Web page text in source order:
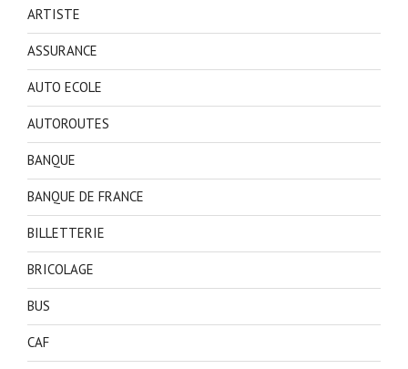
ARTISTE
ASSURANCE
AUTO ECOLE
AUTOROUTES
BANQUE
BANQUE DE FRANCE
BILLETTERIE
BRICOLAGE
BUS
CAF